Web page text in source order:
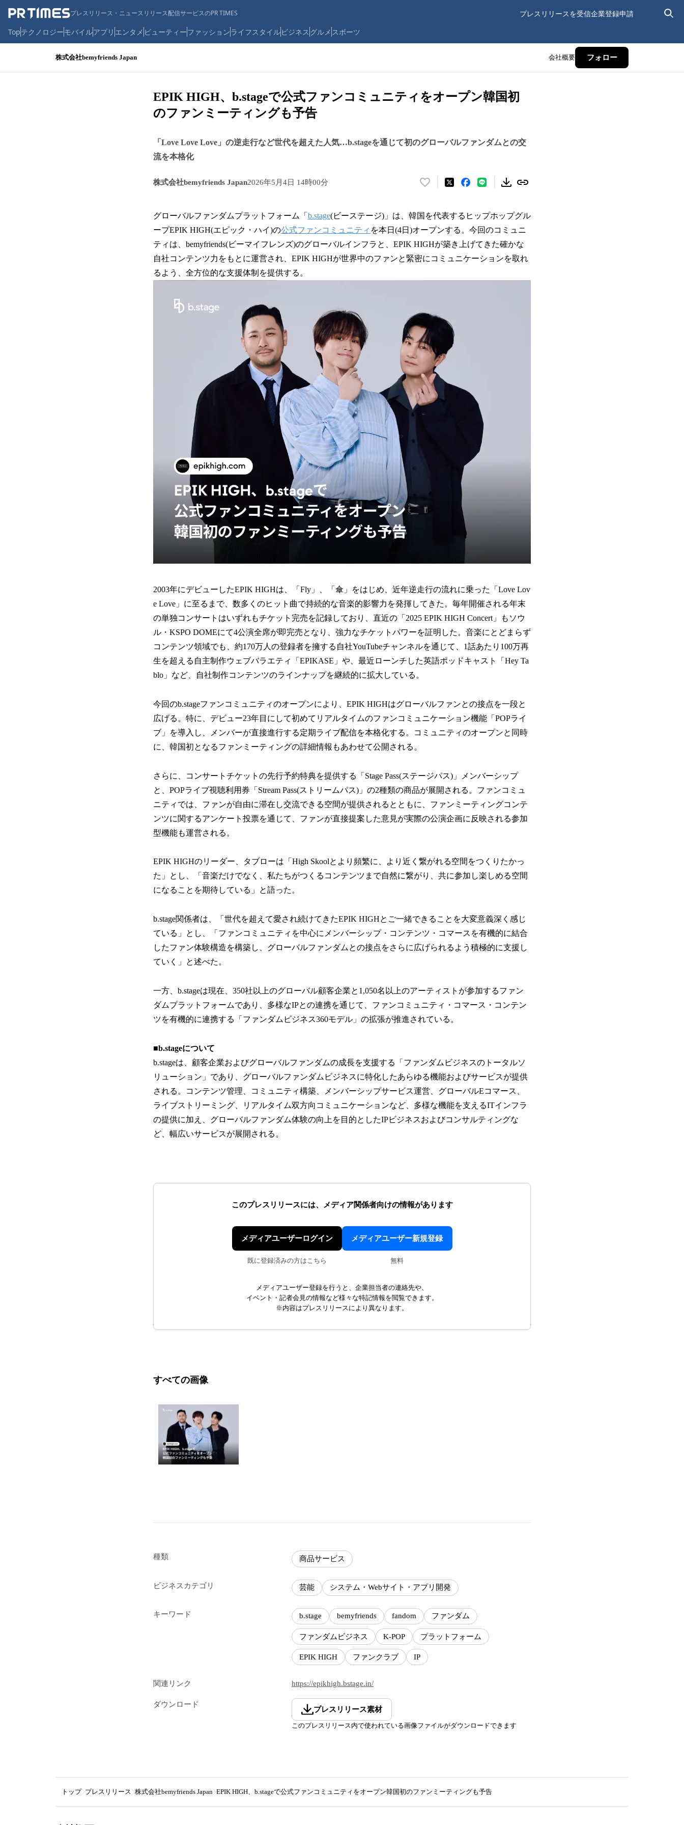
プレスリリース・ニュースリリース配信サービスのPR TIMES プレスリリースを受信企業登録申請
Topテクノロジーモバイルアプリ エンタメ ビューティーファッションライフスタイルビジネス グルメ スポーツ
株式会社bemyfriends Japan 会社概要 フォロー
EPIK HIGH、b.stageで公式ファンコミュニティをオープン韓国初
のファンミーティングも予告
「Love Love Love」の逆走行など世代を超えた人気…b.stageを通じて初のグローバルファンダムとの交
流を本格化
株式会社bemyfriends Japan2026年5月4日 14時00分
い
！
数
を
み
す
グローバルファンダムプラットフォーム「 b.stage(ビーステージ)」は、韓国を代表するヒップホップグル
ープEPIK HIGH(エピック・ハイ)の公式ファンコミュニティ を本日(4日)オープンする。今回のコミュニ
ティは、bemyfriends(ビーマイフレンズ)のグローバルインフラと、EPIK HIGHが築き上げてきた確かな
自社コンテンツ力をもとに運営され、EPIK HIGHが世界中のファンと緊密にコミュニケーションを取れ
るよう、全方位的な支援体制を提供する。
2003年にデビューしたEPIK HIGHは、「Fly」、「傘」をはじめ、近年逆走行の流れに乗った「Love Lov
e Love」に至るまで、数多くのヒット曲で持続的な音楽的影響力を発揮してきた。毎年開催される年末
の単独コンサートはいずれもチケット完売を記録しており、直近の「2025 EPIK HIGH Concert」もソウ
ル・KSPO DOMEにて4公演全席が即完売となり、強力なチケットパワーを証明した。音楽にとどまらず
コンテンツ領域でも、約170万人の登録者を擁する自社YouTubeチャンネルを通じて、1話あたり100万再
生を超える自主制作ウェブバラエティ「EPIKASE」や、最近ローンチした英語ポッドキャスト「Hey Ta
blo」など、自社制作コンテンツのラインナップを継続的に拡大している。
今回のb.stageファンコミュニティのオープンにより、EPIK HIGHはグローバルファンとの接点を一段と
広げる。特に、デビュー23年目にして初めてリアルタイムのファンコミュニケーション機能「POPライ
ブ」を導入し、メンバーが直接進行する定期ライブ配信を本格化する。コミュニティのオープンと同時
に、韓国初となるファンミーティングの詳細情報もあわせて公開される。
さらに、コンサートチケットの先行予約特典を提供する「Stage Pass(ステージパス)」メンバーシップ
と、POPライブ視聴利用券「Stream Pass(ストリームパス)」の2種類の商品が展開される。ファンコミュ
ニティでは、ファンが自由に滞在し交流できる空間が提供されるとともに、ファンミーティングコンテ
ンツに関するアンケート投票を通じて、ファンが直接提案した意見が実際の公演企画に反映される参加
型機能も運営される。
EPIK HIGHのリーダー、タブローは「High Skoolとより頻繁に、より近く繋がれる空間をつくりたかっ
た」とし、「音楽だけでなく、私たちがつくるコンテンツまで自然に繋がり、共に参加し楽しめる空間
になることを期待している」と語った。
b.stage関係者は、「世代を超えて愛され続けてきたEPIK HIGHとご一緒できることを大変意義深く感じ
ている」とし、「ファンコミュニティを中心にメンバーシップ・コンテンツ・コマースを有機的に結合
したファン体験構造を構築し、グローバルファンダムとの接点をさらに広げられるよう積極的に支援し
ていく」と述べた。
一方、b.stageは現在、350社以上のグローバル顧客企業と1,050名以上のアーティストが参加するファン
ダムプラットフォームであり、多様なIPとの連携を通じて、ファンコミュニティ・コマース・コンテン
ツを有機的に連携する「ファンダムビジネス360モデル」の拡張が推進されている。
■b.stageについて
b.stageは、顧客企業およびグローバルファンダムの成長を支援する「ファンダムビジネスのトータルソ
リューション」であり、グローバルファンダムビジネスに特化したあらゆる機能およびサービスが提供
される。コンテンツ管理、コミュニティ構築、メンバーシップサービス運営、グローバルEコマース、
ライブストリーミング、リアルタイム双方向コミュニケーションなど、多様な機能を支えるITインフラ
の提供に加え、グローバルファンダム体験の向上を目的としたIPビジネスおよびコンサルティングな
ど、幅広いサービスが展開される。
このプレスリリースには、 メディア関係者向けの情報があります
メディアユーザーログイン
既に登録済みの方はこちら
メディアユーザー新規登録
無料
メディアユーザー登録を行うと、企業担当者の連絡先や、
イベント・記者会見の情報など様々な特記情報を閲覧できます。
※内容はプレスリリースにより異なります。
すべての画像
種類 商品サービス
ビジネスカテゴリ 芸能 システム・Webサイト・アプリ開発
キーワード b.stage bemyfriends fandom ファンダム
ファンダムビジネス K-POP プラットフォーム
EPIK HIGH ファンクラブ IP
関連リンク https://epikhigh.bstage.in/
ダウンロード
プレスリリース素材
このプレスリリース内で使われている画像ファイルがダウンロードできます
トップ プレスリリース 株式会社bemyfriends Japan EPIK HIGH、b.stageで公式ファンコミュニティをオープン韓国初のファンミーティングも予告